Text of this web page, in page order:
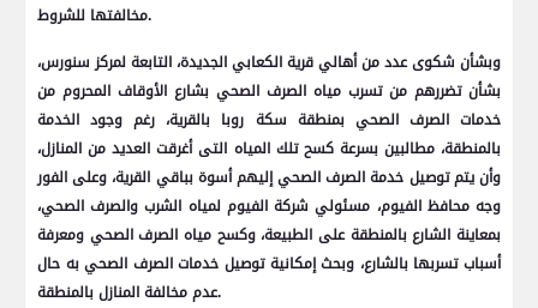
مخالفتها للشروط.
وبشأن شكوى عدد من أهالي قرية الكعابي الجديدة، التابعة لمركز سنورس،
بشأن تضررهم من تسرب مياه الصرف الصحي بشارع الأوقاف المحروم من
خدمات الصرف الصحي بمنطقة سكة روبا بالقرية، رغم وجود الخدمة
بالمنطقة، مطالبين بسرعة كسح تلك المياه التى أغرقت العديد من المنازل،
وأن يتم توصيل خدمة الصرف الصحي إليهم أسوة بباقي القرية، وعلى الفور
وجه محافظ الفيوم، مسئولي شركة الفيوم لمياه الشرب والصرف الصحي،
بمعاينة الشارع بالمنطقة على الطبيعة، وكسح مياه الصرف الصحي ومعرفة
أسباب تسربها بالشارع، وبحث إمكانية توصيل خدمات الصرف الصحي به حال
عدم مخالفة المنازل بالمنطقة.